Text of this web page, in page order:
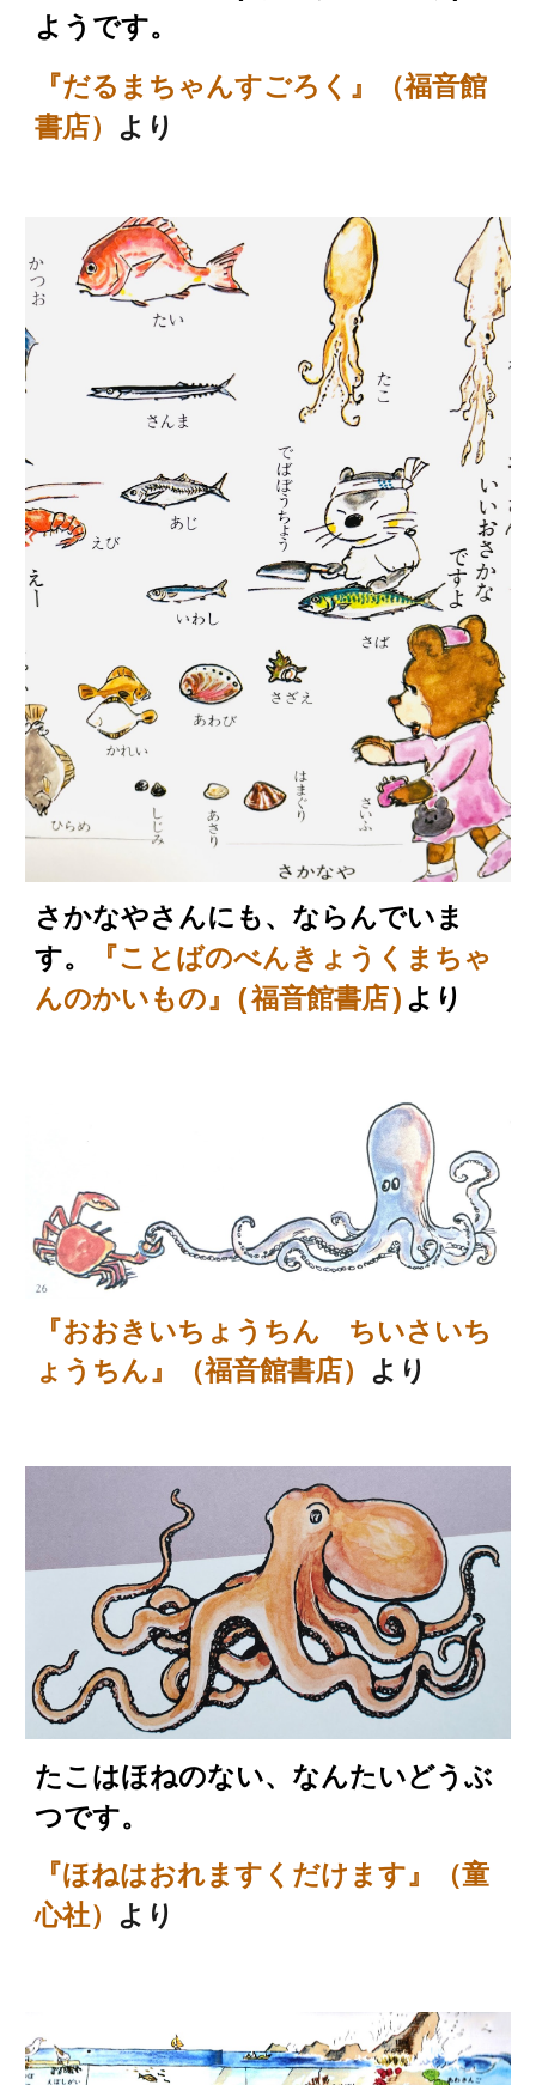
ようです。
『だるまちゃんすごろく』（福音館
書店） より
さかなやさんにも、ならんでいま
す。
『ことばのべんきょうくまちゃ
んのかいもの』(福音館書店) より
『おおきいちょうちん ちいさいち
ょうちん』（福音館書店） より
たこはほねのない、なんたいどうぶ
つです。
『ほねはおれますくだけます』（童
心社） より